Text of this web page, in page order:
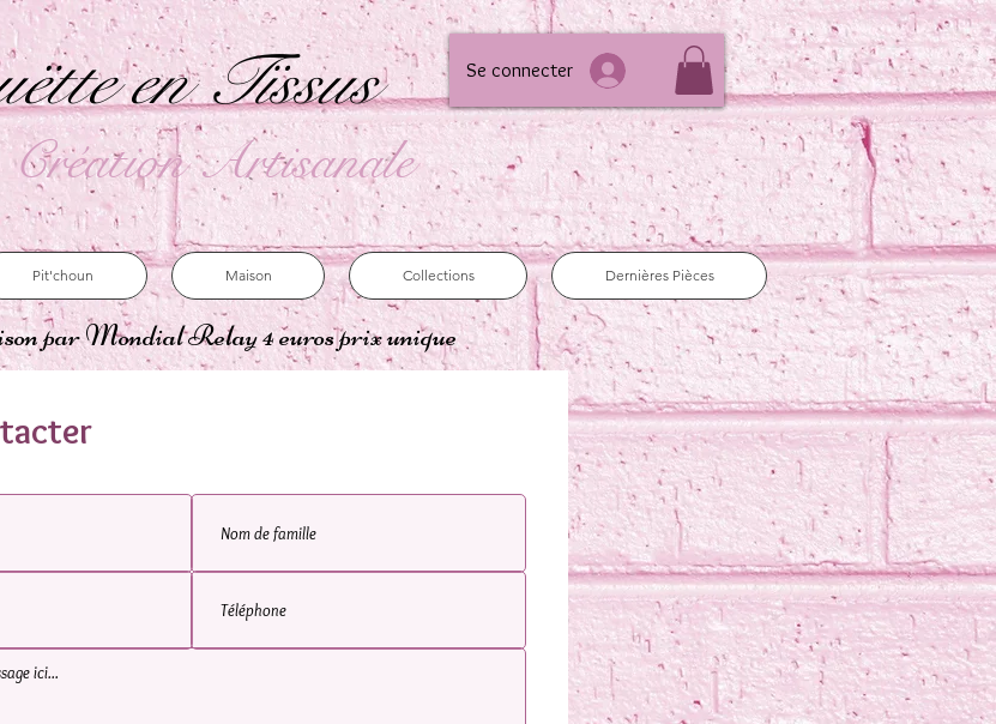
en Tïssus Se connecter
Création Artisanale
Pit'choun Maison Collections Dernières Pièces
par Mondial Relay 4 euros prix unique